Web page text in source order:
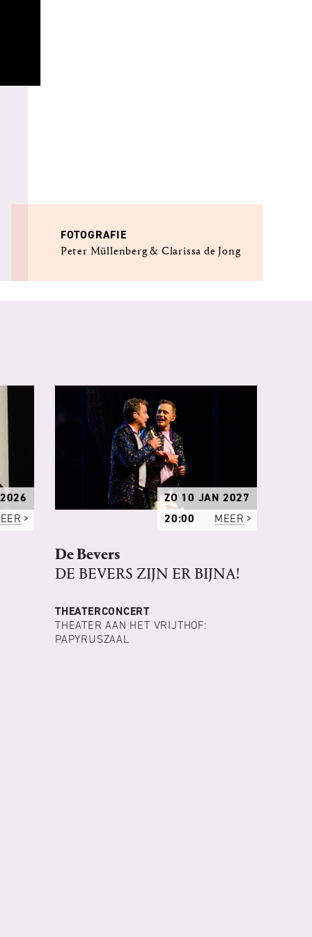
FOTOGRAFIE
Peter Müllenberg & Clarissa de Jong
ZO 10 JAN 2027
20:00
MEER
De Bevers
DE BEVERS ZIJN ER BIJNA!
THEATERCONCERT
THEATER AAN HET VRIJTHOF:
PAPYRUSZAAL